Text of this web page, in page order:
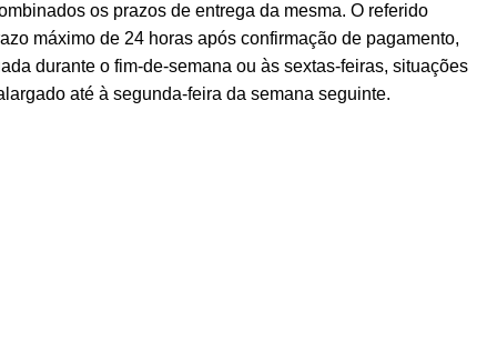
os prazos de entrega da mesma. O referido
máximo de 24 horas após confirmação de pagamento,
durante o fim-de-semana ou às sextas-feiras, situações
até à segunda-feira da semana seguinte.